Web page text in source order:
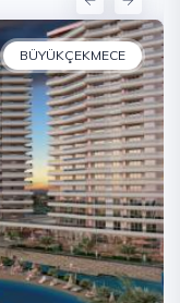
BÜYÜKÇEKMECE